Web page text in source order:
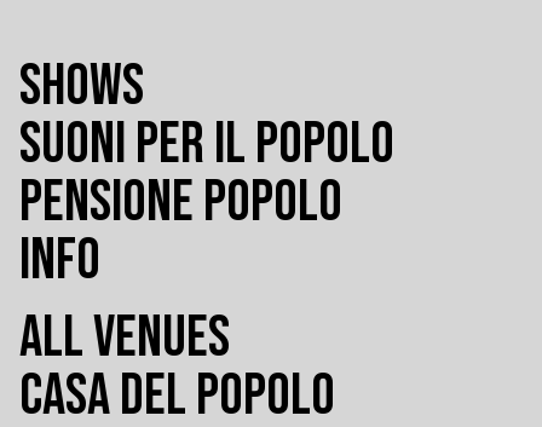
SHOWS
SUONI PER IL POPOLO
PENSIONE POPOLO
INFO
ALL VENUES
CASA DEL POPOLO